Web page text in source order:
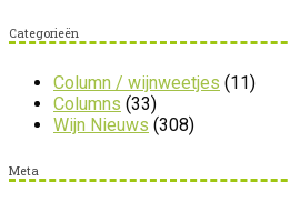
Categorieën
Column / wijnweetjes (11)
Columns (33)
Wijn Nieuws (308)
Meta